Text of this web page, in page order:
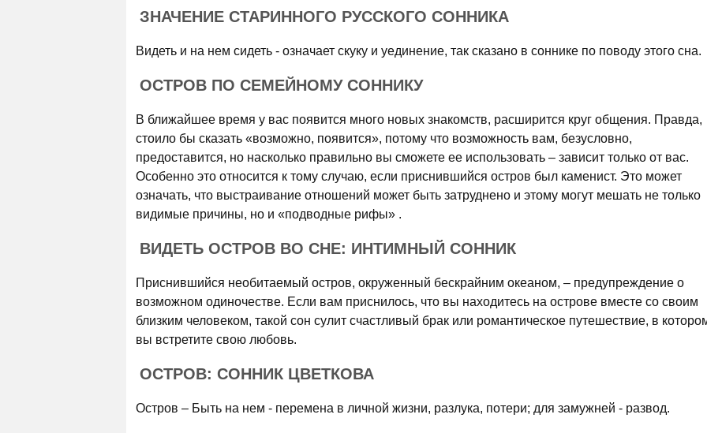
ЗНАЧЕНИЕ СТАРИННОГО РУССКОГО СОННИКА
Видеть и на нем сидеть - означает скуку и уединение, так сказано в соннике по поводу этого сна.
ОСТРОВ ПО СЕМЕЙНОМУ СОННИКУ
В ближайшее время у вас появится много новых знакомств, расширится круг общения. Правда,
стоило бы сказать «возможно, появится», потому что возможность вам, безусловно,
предоставится, но насколько правильно вы сможете ее использовать – зависит только от вас.
Особенно это относится к тому случаю, если приснившийся остров был каменист. Это может
означать, что выстраивание отношений может быть затруднено и этому могут мешать не только
видимые причины, но и «подводные рифы» .
ВИДЕТЬ ОСТРОВ ВО СНЕ: ИНТИМНЫЙ СОННИК
Приснившийся необитаемый остров, окруженный бескрайним океаном, – предупреждение о
возможном одиночестве. Если вам приснилось, что вы находитесь на острове вместе со своим
близким человеком, такой сон сулит счастливый брак или романтическое путешествие, в
вы встретите свою любовь.
ОСТРОВ: СОННИК ЦВЕТКОВА
Остров – Быть на нем - перемена в личной жизни, разлука, потери; для замужней - развод.